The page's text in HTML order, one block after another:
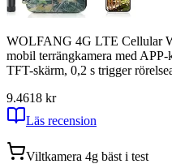
WOLFANG 4G LTE Cellular
mobil terrängkamera med
TFT-skärm, 0,2 s trigger
9.4618 kr
Läs recension
Viltkamera 4g bäst i test